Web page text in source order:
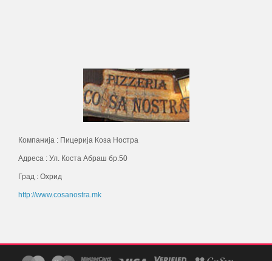
Компанија : Пицерија Коза Ностра
Адреса : Ул. Коста Абраш бр.50
Град : Охрид
http://www.cosanostra.mk